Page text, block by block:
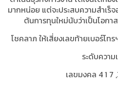
มากหน่อย แต่จะประสบความสำเร็
ต้นการทุนใหม่นับว่าเป็นโอกา
โชคลาภ ให้เสี่ยงเลขท้ายเบอร์โท
ระดับความ
เลขมงคล 4 1 7